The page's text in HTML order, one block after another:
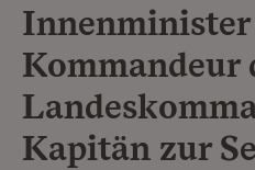
Kommandeur
Kapitän zur